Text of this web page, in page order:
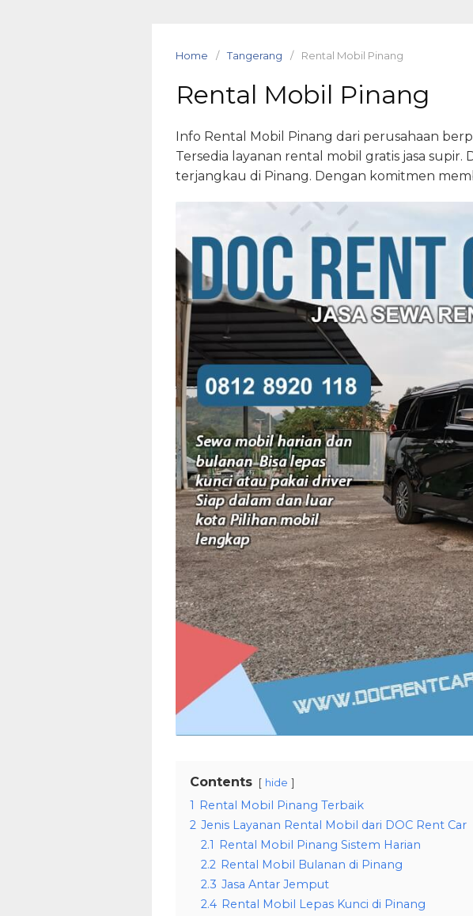
Home Tangerang Rental Mobil Pinang
Rental Mobil Pinang
Info Rental Mobil Pinang dari perusahaan
Tersedia layanan rental mobil gratis jasa supir.
terjangkau di Pinang. Dengan komitmen
Contents hide
1 Rental Mobil Pinang Terbaik
2 Jenis Layanan Rental Mobil dari DOC Rent Car
2.1 Rental Mobil Pinang Sistem Harian
2.2 Rental Mobil Bulanan di Pinang
2.3 Jasa Antar Jemput
2.4 Rental Mobil Lepas Kunci di Pinang